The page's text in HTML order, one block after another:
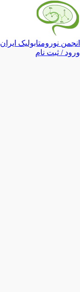
انجمن نورومتابولیک ایران
ورود / ثبت نام